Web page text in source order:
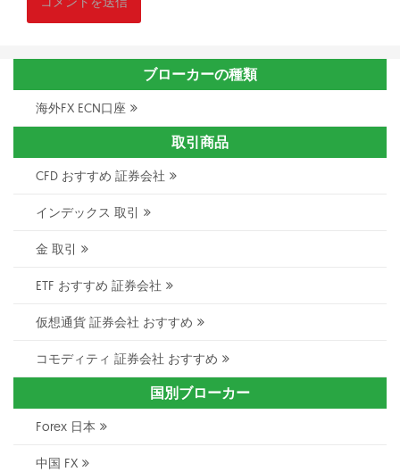
ブローカーの種類
海外FX ECN口座
取引商品
CFD おすすめ 証券会社
インデックス 取引
金 取引
ETF おすすめ 証券会社
仮想通貨 証券会社 おすすめ
コモディティ 証券会社 おすすめ
国別ブローカー
Forex 日本
中国 FX